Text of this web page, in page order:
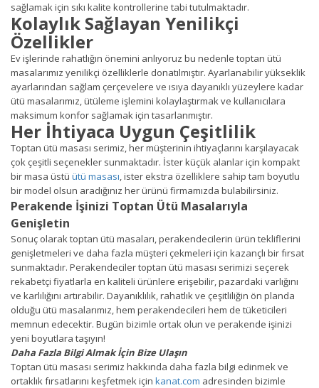
sağlamak için sıkı kalite kontrollerine tabi tutulmaktadır.
Kolaylık Sağlayan Yenilikçi
Özellikler
Ev işlerinde rahatlığın önemini anlıyoruz bu nedenle toptan ütü
masalarımız yenilikçi özelliklerle donatılmıştır. Ayarlanabilir yükseklik
ayarlarından sağlam çerçevelere ve ısıya dayanıklı yüzeylere kadar
ütü masalarımız, ütüleme işlemini kolaylaştırmak ve kullanıcılara
maksimum konfor sağlamak için tasarlanmıştır.
Her İhtiyaca Uygun Çeşitlilik
Toptan ütü masası serimiz, her müşterinin ihtiyaçlarını karşılayacak
çok çeşitli seçenekler sunmaktadır. İster küçük alanlar için kompakt
bir masa üstü ütü masası, ister ekstra özelliklere sahip tam boyutlu
bir model olsun aradığınız her ürünü firmamızda bulabilirsiniz.
Perakende İşinizi Toptan Ütü Masalarıyla
Genişletin
Sonuç olarak toptan ütü masaları, perakendecilerin ürün tekliflerini
genişletmeleri ve daha fazla müşteri çekmeleri için kazançlı bir fırsat
sunmaktadır. Perakendeciler toptan ütü masası serimizi seçerek
rekabetçi fiyatlarla en kaliteli ürünlere erişebilir, pazardaki varlığını
ve karlılığını artırabilir. Dayanıklılık, rahatlık ve çeşitliliğin ön planda
olduğu ütü masalarımız, hem perakendecileri hem de tüketicileri
memnun edecektir. Bugün bizimle ortak olun ve perakende işinizi
yeni boyutlara taşıyın!
Daha Fazla Bilgi Almak İçin Bize Ulaşın
Toptan ütü masası serimiz hakkında daha fazla bilgi edinmek ve
ortaklık fırsatlarını keşfetmek için kanat.com adresinden bizimle